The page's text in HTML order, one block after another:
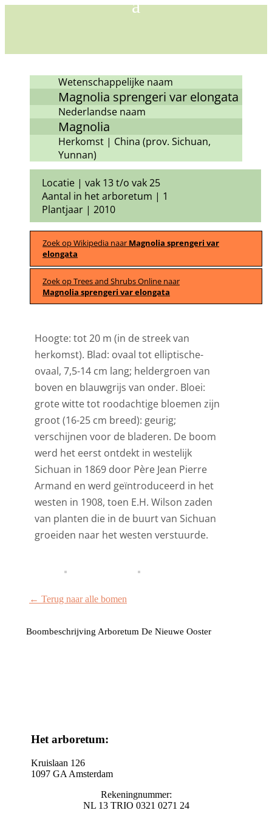
Wetenschappelijke naam
Magnolia sprengeri var elongata
Nederlandse naam
Magnolia
Herkomst | China (prov. Sichuan,
Yunnan)
Locatie | vak 13 t/o vak 25
Aantal in het arboretum | 1
Plantjaar | 2010
Zoek op Wikipedia naar Magnolia sprengeri var
elongata
Zoek op Trees and Shrubs Online naar
Magnolia sprengeri var elongata
Hoogte: tot 20 m (in de streek van
herkomst). Blad: ovaal tot elliptische-
ovaal, 7,5-14 cm lang; heldergroen van
boven en blauwgrijs van onder. Bloei:
grote witte tot roodachtige bloemen zijn
groot (16-25 cm breed): geurig;
verschijnen voor de bladeren. De boom
werd het eerst ontdekt in westelijk
Sichuan in 1869 door Père Jean Pierre
Armand en werd geïntroduceerd in het
westen in 1908, toen E.H. Wilson zaden
van planten die in de buurt van Sichuan
groeiden naar het westen verstuurde.
← Terug naar alle bomen
Boombeschrijving Arboretum De Nieuwe Ooster
Het arboretum:
Kruislaan 126
1097 GA Amsterdam
Rekeningnummer:
NL 13 TRIO 0321 0271 24